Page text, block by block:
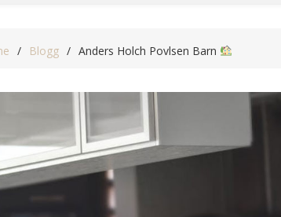
Blogg Anders Holch Povlsen Barn